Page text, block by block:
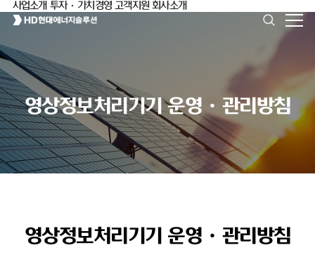
사업소개 투자·가치경영 고객지원 회사소개
영상정보처리기기 운영ㆍ관리방침
영상정보처리기기 운영ㆍ관리방침